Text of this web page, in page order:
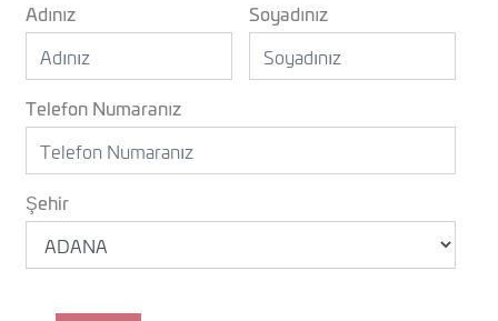
Adınız
Soyadınız
Telefon Numaranız
Şehir